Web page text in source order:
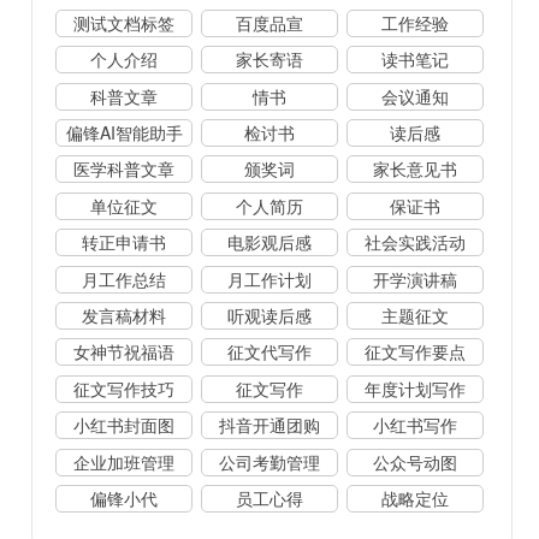
测试文档标签 百度品宣
工作经验
个人介绍
家长寄语
读书笔记
科普文章
情书
会议通知
偏锋AI智能助手
检讨书
读后感
医学科普文章
颁奖词
家长意见书
单位征文
个人简历
保证书
转正申请书
电影观后感
社会实践活动
月工作总结
月工作计划
开学演讲稿
发言稿材料
听观读后感
主题征文
女神节祝福语
征文代写作
征文写作要点
征文写作技巧
征文写作
年度计划写作
小红书封面图
抖音开通团购
小红书写作
企业加班管理
公司考勤管理
公众号动图
偏锋小代
员工心得 战略定位